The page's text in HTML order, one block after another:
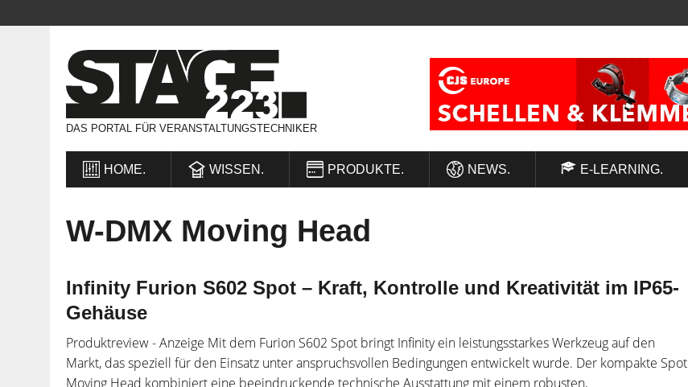
DAS PORTAL FÜR VERANSTALTUNGSTECHNIKER
HOME. WISSEN. PRODUKTE. NEWS. E-LEARNING.
W-DMX Moving Head
Infinity Furion S602 Spot – Kraft, Kontrolle und Kreativität im IP65-
Gehäuse
Produktreview - Anzeige Mit dem Furion S602 Spot bringt Infinity ein leistungsstarkes Werkzeug auf den
Markt, das speziell für den Einsatz unter anspruchsvollen Bedingungen entwickelt wurde. Der kompakte Spot
Moving Head kombiniert eine beeindruckende technische Ausstattung mit einem robusten,